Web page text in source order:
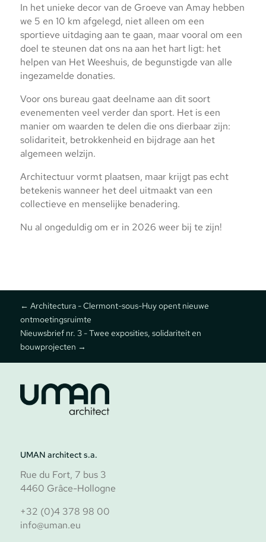
In het unieke decor van de Groeve van Amay hebben
we 5 en 10 km afgelegd, niet alleen om een
sportieve uitdaging aan te gaan, maar vooral om een
doel te steunen dat ons na aan het hart ligt: het
helpen van Het Weeshuis, de begunstigde van alle
ingezamelde donaties.
Voor ons bureau gaat deelname aan dit soort
evenementen veel verder dan sport. Het is een
manier om waarden te delen die ons dierbaar zijn:
solidariteit, betrokkenheid en bijdrage aan het
algemeen welzijn.
Architectuur vormt plaatsen, maar krijgt pas echt
betekenis wanneer het deel uitmaakt van een
collectieve en menselijke benadering.
Nu al ongeduldig om er in 2026 weer bij te zijn!
← Architectura - Clermont-sous-Huy opent nieuwe
ontmoetingsruimte
Nieuwsbrief nr. 3 - Twee exposities, solidariteit en
bouwprojecten →
UMAN architect s.a.
Rue du Fort, 7 bus 3
4460 Grâce-Hollogne
+32 (0)4 378 98 00
info@uman.eu